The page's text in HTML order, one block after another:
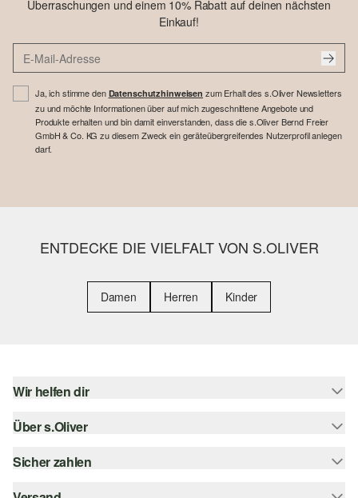
Überraschungen und einem 10% Rabatt auf deinen nächsten
Einkauf!
Ja, ich stimme den Datenschutzhinweisen zum Erhalt des s.Oliver Newsletters
zu und möchte Informationen über auf mich zugeschnittene Angebote und
Produkte erhalten und bin damit einverstanden, dass die s.Oliver Bernd Freier
GmbH & Co. KG zu diesem Zweck ein geräteübergreifendes Nutzerprofil anlegen
darf.
ENTDECKE DIE VIELFALT VON S.OLIVER
Damen Herren Kinder
Wir helfen dir
Hilfe & FAQ
Größenberatung
Über s.Oliver
Newsletter
s.Oliver Card
Sicher zahlen